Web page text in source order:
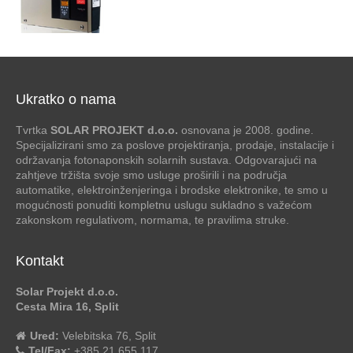
Ukratko o nama
Tvrtka SOLAR PROJEKT d.o.o. osnovana je 2008. godine.
Specijalizirani smo za poslove projektiranja, prodaje, instalacije i
održavanja fotonaponskih solarnih sustava. Odgovarajući na
zahtjeve tržišta svoje smo usluge proširili i na područja
automatike, elektroinženjeringa i brodske elektronike, te smo u
mogućnosti ponuditi kompletnu uslugu sukladno s važećom
zakonskom regulativom, normama, te pravilima struke.
Kontakt
Solar Projekt d.o.o.
Cesta Mira 16, Split
Ured: Velebitska 76, Split